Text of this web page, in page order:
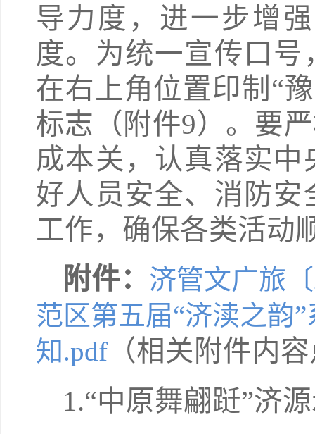
导力度，进一步增
度。为统一宣传口
在右上角位置印制“
标志（附件9）。要
成本关，认真落实
好人员安全、消防
工作，确保各类活动
附件： 济管文广旅
范区第五届“济渎之韵
知.pdf （相关附件内
1.“中原舞翩跹”济